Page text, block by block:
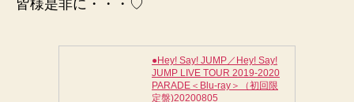
皆様是非に・・・♡
●Hey! Say! JUMP／Hey! Say!
JUMP LIVE TOUR 2019-2020
PARADE＜Blu-ray＞（初回限
定盤)20200805